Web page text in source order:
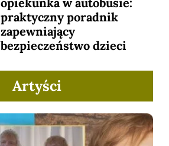
praktyczny poradnik
zapewniający
bezpieczeństwo dzieci
Artyści